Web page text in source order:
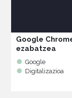
Google
ezabatzea
Google
Digitalizazioa